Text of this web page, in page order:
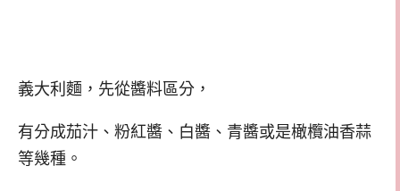
義大利麵，先從醬料區分，
有分成茄汁、粉紅醬、白醬、青醬或是橄欖油香蒜
等幾種。